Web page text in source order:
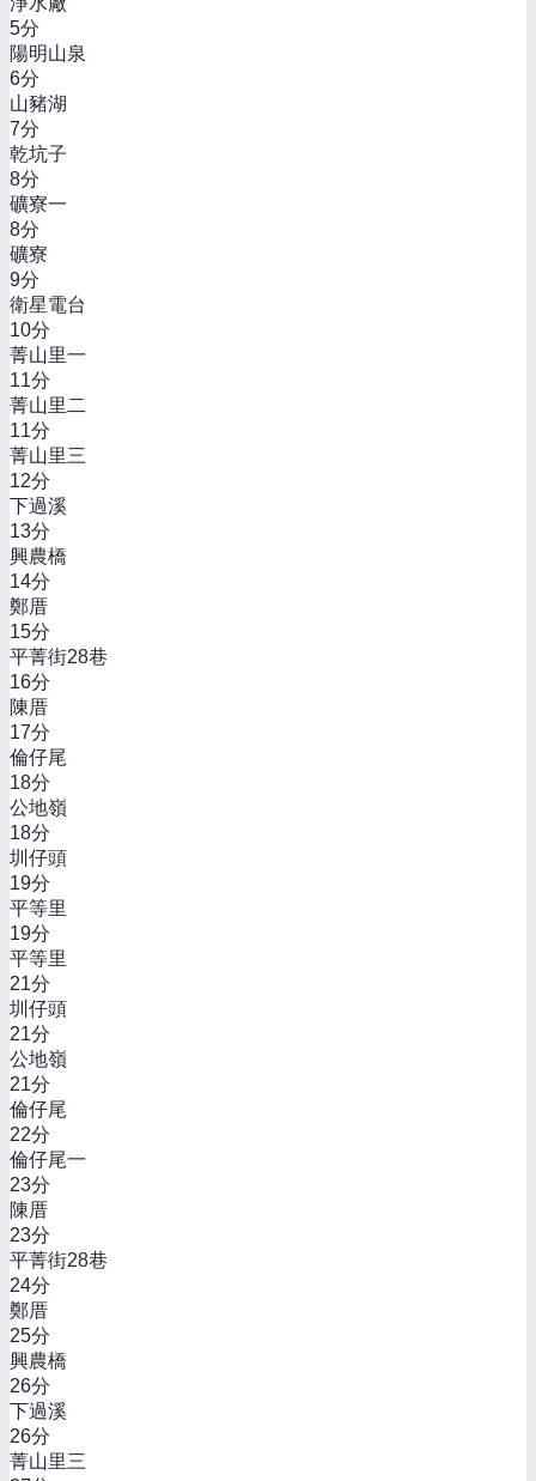
5分
陽明山泉
6分
山豬湖
7分
乾坑子
8分
礦寮一
8分
礦寮
9分
衛星電台
10分
菁山里一
11分
菁山里二
11分
菁山里三
12分
下過溪
13分
興農橋
14分
鄭厝
15分
平菁街28巷
16分
陳厝
17分
倫仔尾
18分
公地嶺
18分
圳仔頭
19分
平等里
19分
平等里
21分
圳仔頭
21分
公地嶺
21分
倫仔尾
22分
倫仔尾一
23分
陳厝
23分
平菁街28巷
24分
鄭厝
25分
興農橋
26分
下過溪
26分
菁山里三